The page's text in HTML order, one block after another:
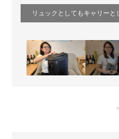
マーケ×ITの今がよく分かる
ITエンジニア向け専門サイ
リュックとしてもキャリー